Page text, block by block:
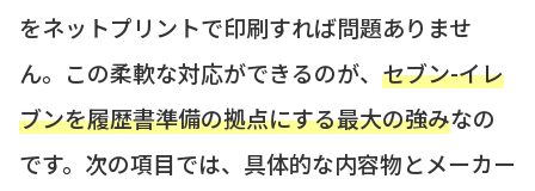
をネットプリントで印刷すれば問題ありませ
ん。この柔軟な対応ができるのが、 セブン-イレ
ブンを履歴書準備の拠点にする最大の強みなの
です。次の項目では、具体的な内容物とメーカー